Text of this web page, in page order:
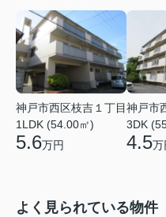
神戸市西区枝吉１丁目
1LDK (54.00㎡)
5.6万円
神戸市
3DK
4.5万
よく見られている物件